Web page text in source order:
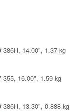
386H, 14.00", 1.37 kg
355, 16.00", 1.59 kg
386H, 13.30", 0.888 kg